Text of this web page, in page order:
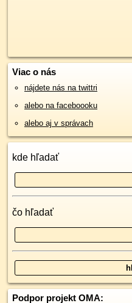
Viac o nás
nájdete nás na twittri
alebo na faceboooku
alebo aj v správach
kde hľadať
čo hľadať
Podpor projekt OMA: